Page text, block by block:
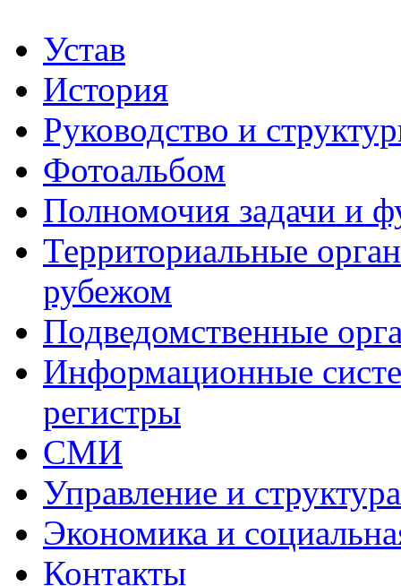
Устав
История
Руководство и
Фотоальбом
Полномочия задачи и
Территориальные
рубежом
Подведомственные
Информационные
регистры
СМИ
Управление и
Экономика и
Контакты